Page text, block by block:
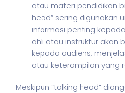
atau materi pendidikan
head” sering digunakan
informasi penting
ahli atau instruktur akan
kepada audiens,
atau keterampilan yang
Meskipun “talking head”